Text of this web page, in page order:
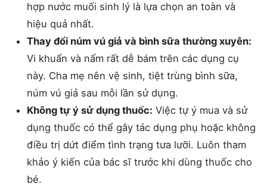
hợp nước muối sinh lý là lựa chọn an toàn và
hiệu quả nhất.
Thay đổi núm vú giả và bình sữa thường xuyên:
Vi khuẩn và nấm rất dễ bám trên các dụng cụ
này. Cha mẹ nên vệ sinh, tiệt trùng bình sữa,
núm vú giả sau mỗi lần sử dụng.
Không tự ý sử dụng thuốc: Việc tự ý mua và sử
dụng thuốc có thể gây tác dụng phụ hoặc không
điều trị dứt điểm tình trạng tưa lưỡi. Luôn tham
khảo ý kiến của bác sĩ trước khi dùng thuốc cho
bé.